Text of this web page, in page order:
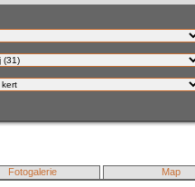
Fotogalerie Map